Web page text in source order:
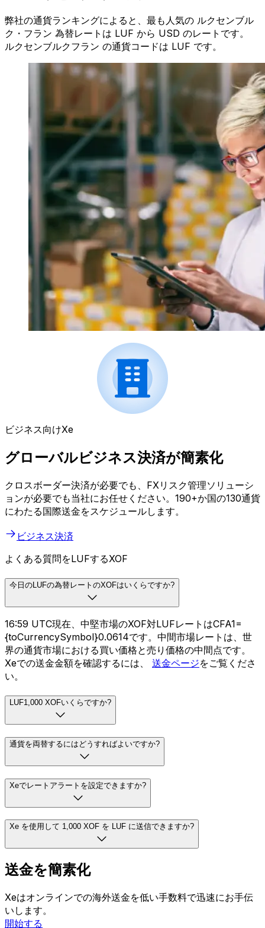
弊社の通貨ランキングによると、最も人気の ルクセンブル
ク・フラン 為替レートは LUF から USD のレートです。
ルクセンブルクフラン の通貨コードは LUF です。
ビジネス向けXe
グローバルビジネス決済が簡素化
クロスボーダー決済が必要でも、FXリスク管理ソリューシ
ョンが必要でも当社にお任せください。190+か国の130通貨
にわたる国際送金をスケジュールします。
ビジネス決済
よくある質問をLUFするXOF
今日のLUFの為替レートのXOFはいくらですか?
16:59 UTC現在、中堅市場のXOF対LUFレートはCFA1=
{toCurrencySymbol}0.0614です。中間市場レートは、世
界の通貨市場における買い価格と売り価格の中間点です。
Xeでの送金金額を確認するには、 送金ページをご覧くださ
い。
LUF1,000 XOFいくらですか?
通貨を両替するにはどうすればよいですか?
Xeでレートアラートを設定できますか?
Xe を使用して 1,000 XOF を LUF に送信できますか?
送金を簡素化
Xeはオンラインでの海外送金を低い手数料で迅速にお手伝
いします。
開始する